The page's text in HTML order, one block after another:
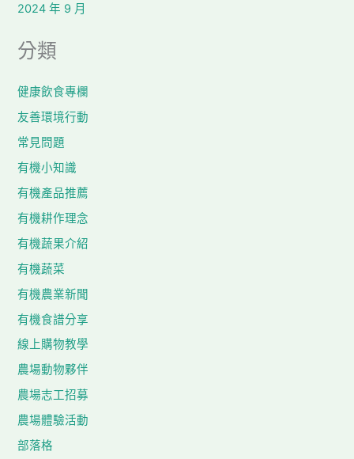
2024 年 9 月
分類
健康飲食專欄
友善環境行動
常見問題
有機小知識
有機產品推薦
有機耕作理念
有機蔬果介紹
有機蔬菜
有機農業新聞
有機食譜分享
線上購物教學
農場動物夥伴
農場志工招募
農場體驗活動
部落格